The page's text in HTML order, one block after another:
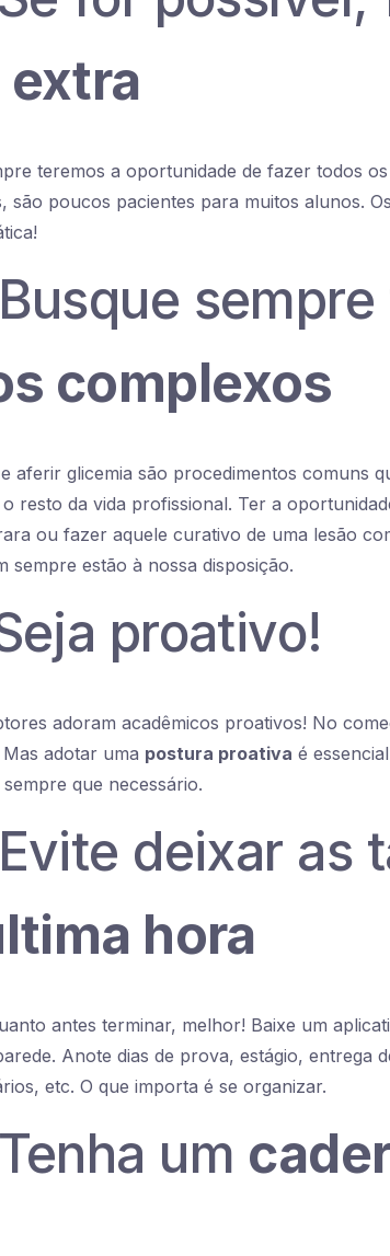
teremos a oportunidade de fazer todos os
são poucos pacientes para muitos alunos.
Busque
complexos
aferir glicemia são procedimentos comuns
resto da vida profissional. Ter a
ou fazer aquele curativo de uma lesão
sempre estão à nossa disposição.
proativo!
adoram acadêmicos proativos! No
adotar uma postura proativa é
que necessário.
Evite deixar as
hora
antes terminar, melhor! Baixe um
Anote dias de prova, estágio, entrega
etc. O que importa é se organizar.
Tenha um